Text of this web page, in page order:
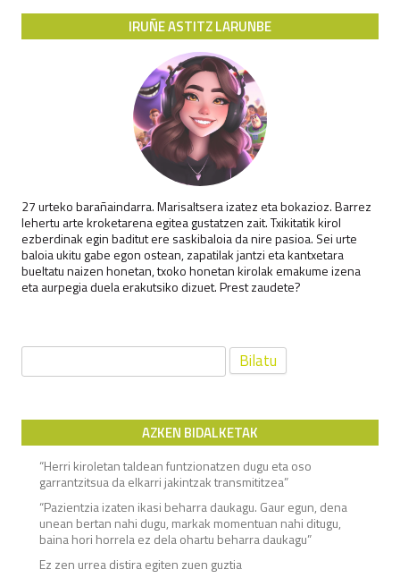
IRUÑE ASTITZ LARUNBE
27 urteko barañaindarra. Marisaltsera izatez eta bokazioz. Barrez
lehertu arte kroketarena egitea gustatzen zait. Txikitatik kirol
ezberdinak egin baditut ere saskibaloia da nire pasioa. Sei urte
baloia ukitu gabe egon ostean, zapatilak jantzi eta kantxetara
bueltatu naizen honetan, txoko honetan kirolak emakume izena
eta aurpegia duela erakutsiko dizuet. Prest zaudete?
Bilatu:
AZKEN BIDALKETAK
“Herri kiroletan taldean funtzionatzen dugu eta oso
garrantzitsua da elkarri jakintzak transmititzea”
“Pazientzia izaten ikasi beharra daukagu. Gaur egun, dena
unean bertan nahi dugu, markak momentuan nahi ditugu,
baina hori horrela ez dela ohartu beharra daukagu”
Ez zen urrea distira egiten zuen guztia